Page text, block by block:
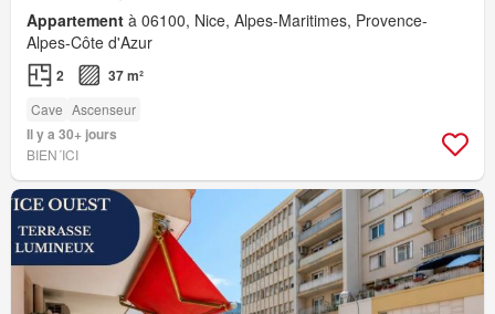
Appartement à 06100, Nice, Alpes-Maritimes, Provence-
Alpes-Côte d'Azur
2 37 m²
Cave Ascenseur
Il y a 30+ jours
BIEN´ICI